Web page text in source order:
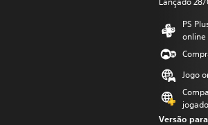
PS
online
Jogo
Versão